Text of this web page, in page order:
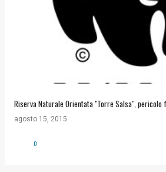
Riserva Naturale Orientata "Torre Salsa",
agosto 15, 2015
0